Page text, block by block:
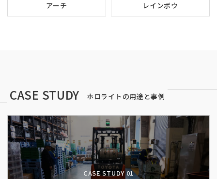
アーチ レインボウ
CASE STUDY ホロライトの用途と事例
CASE STUDY 01